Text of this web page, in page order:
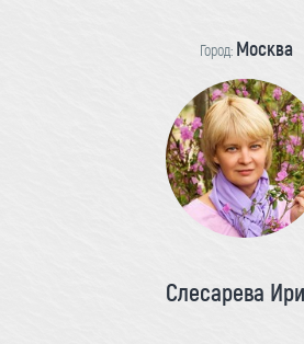
Город: Москва
Слесарева